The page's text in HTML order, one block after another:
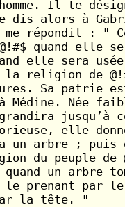
Il te
dis alors à
répondit : "
quand elle
elle sera
la religion de
Sa patrie
Médine. Née
jusqu’à
elle
un arbre ;
du peuple de
un arbre
le prenant par
la tête. "